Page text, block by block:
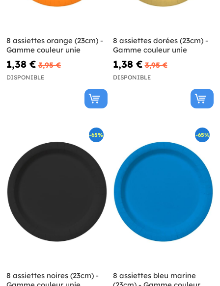
8 assiettes orange (23cm) -
Gamme couleur unie
1,38 € 3,95 €
DISPONIBLE
8 assiettes dorées (23cm) -
Gamme couleur unie
1,38 € 3,95 €
DISPONIBLE
-65%
8 assiettes noires (23cm) -
-65%
8 assiettes bleu marine